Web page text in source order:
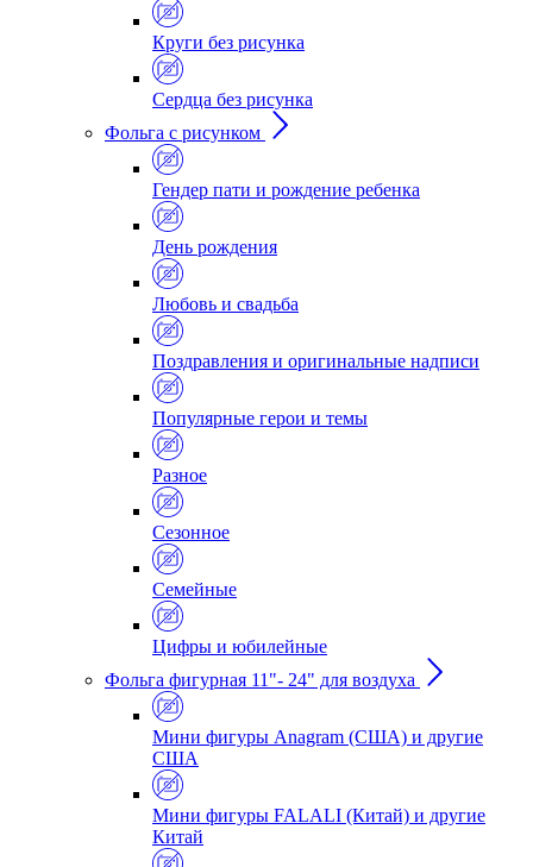
Круги без рисунка
Сердца без рисунка
Фольга с рисунком
Гендер пати и рождение ребенка
День рождения
Любовь и свадьба
Поздравления и оригинальные надписи
Популярные герои и темы
Разное
Сезонное
Семейные
Цифры и юбилейные
Фольга фигурная 11"- 24" для воздуха
Мини фигуры Anagram (США) и другие
США
Мини фигуры FALALI (Китай) и другие
Китай